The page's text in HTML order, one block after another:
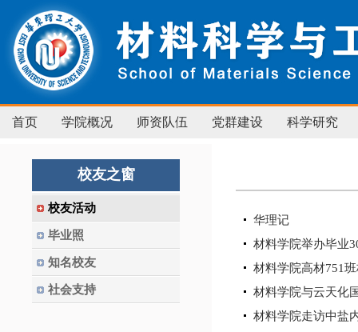
首页 学院概况 师资队伍 党群建设 科学研究
校友之窗
校友活动
毕业照
知名校友
社会支持
华理记
材料学院举办毕业
材料学院高材751
材料学院与云天化
材料学院走访中盐